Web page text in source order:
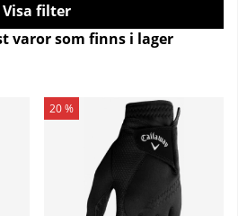
Filtrera
varor som finns i lager
20 %